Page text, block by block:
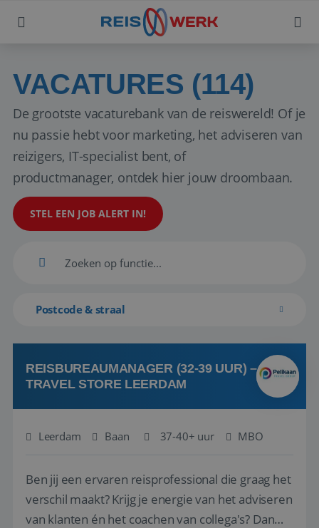
VACATURES (114)
De grootste vacaturebank van de reiswereld! Of je
nu passie hebt voor marketing, het adviseren van
reizigers, IT-specialist bent, of
productmanager, ontdek hier jouw droombaan.
STEL EEN JOB ALERT IN!
Postcode & straal
REISBUREAUMANAGER (32-39 UUR) –
TRAVEL STORE LEERDAM
Leerdam Baan 37-40+ uur MBO
Ben jij een ervaren reisprofessional die graag het
verschil maakt? Krijg je energie van het adviseren
van klanten én het coachen van collega's? Dan